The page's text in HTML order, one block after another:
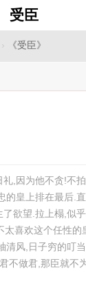
受臣
› 《受臣》
,因为他不贪!不
的皇上排在最后.
欲望.拉上榻,似
喜欢这个任性的
清风,日子穷的叮
不做君,那臣就不